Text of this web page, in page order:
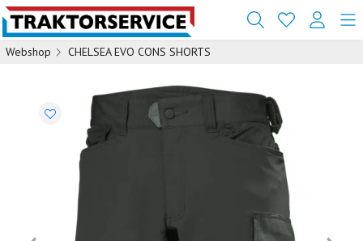
Webshop CHELSEA EVO CONS SHORTS